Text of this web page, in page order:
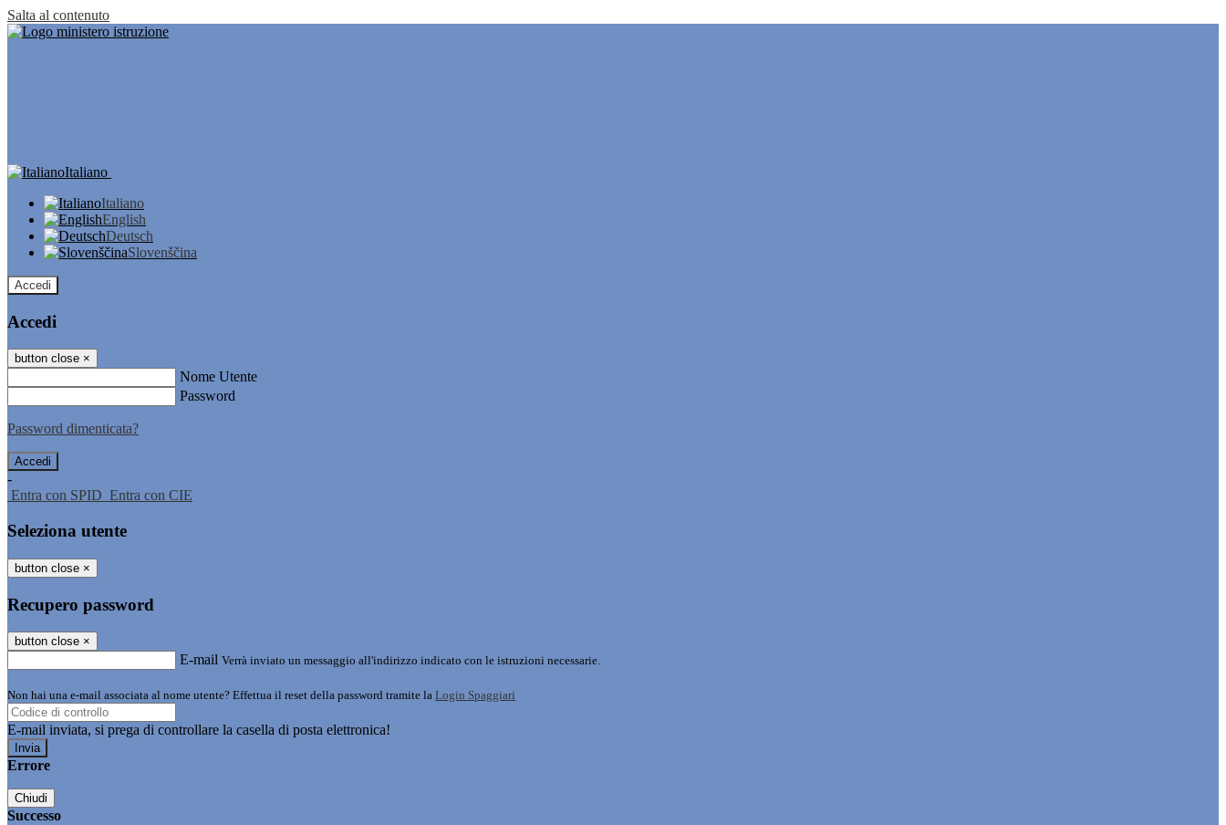
Salta al contenuto
Italiano
Italiano
English
Deutsch
Slovenščina
Accedi
Accedi
button close ×
Nome Utente
Password
Password dimenticata?
-
Entra con SPID Entra con CIE
Seleziona utente
button close ×
Recupero password
button close ×
E-mail Verrà inviato un messaggio all'indirizzo indicato con le istruzioni necessarie.
Non hai una e-mail associata al nome utente? Effettua il reset della password tramite la Login Spaggiari
E-mail inviata, si prega di controllare la casella di posta elettronica!
Errore
Chiudi
Successo